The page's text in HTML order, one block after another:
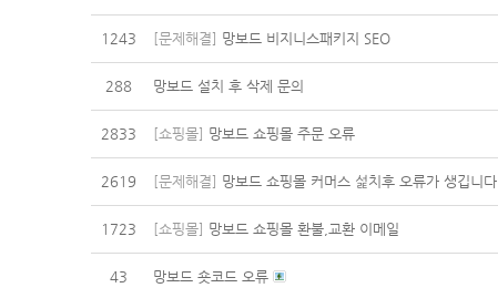
1243 [문제해결] 망보드 비지니스패키지 SEO
288 망보드 설치 후 삭제 문의
2833 [쇼핑몰] 망보드 쇼핑몰 주문 오류
2619 [문제해결] 망보드 쇼핑몰 커머스 섩치후 오류가 생깁니다
1723 [쇼핑몰] 망보드 쇼핑몰 환불,교환 이메일
43 망보드 숏코드 오류